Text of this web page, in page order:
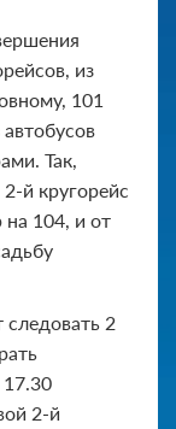
из
101
Так,
й кругорейс
на 104, и от
2
2-й